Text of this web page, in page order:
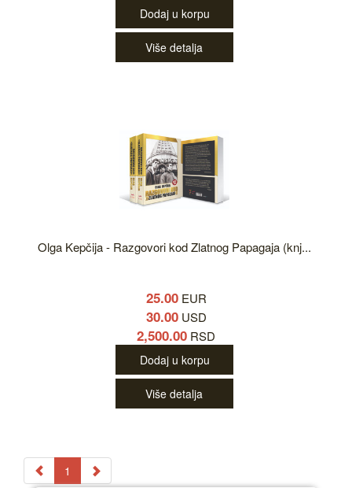
Dodaj u korpu
Više detalja
Olga Kepčija - Razgovori kod Zlatnog Papagaja (knj...
25.00EUR
30.00USD
2,500.00 RSD
Dodaj u korpu
Više detalja
1